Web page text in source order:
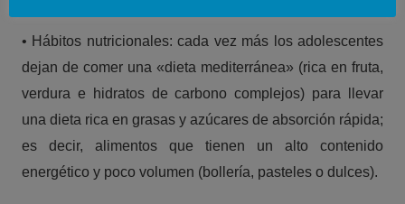
• Hábitos nutricionales: cada vez más los adolescentes
dejan de comer una «dieta mediterránea» (rica en fruta,
verdura e hidratos de carbono complejos) para llevar
una dieta rica en grasas y azúcares de absorción rápida;
es decir, alimentos que tienen un alto contenido
energético y poco volumen (bollería, pasteles o dulces).